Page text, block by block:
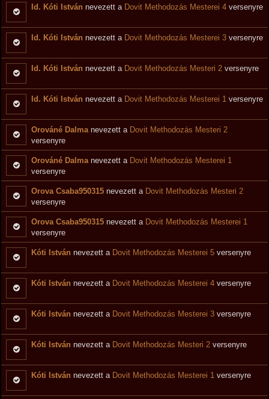
Id. Kóti István nevezett a Dovit Methodozás Mesterei 4 versenyre
Id. Kóti István nevezett a Dovit Methodozás Mesterei 3 versenyre
Id. Kóti István nevezett a Dovit Methodozás Mesteri 2 versenyre
Id. Kóti István nevezett a Dovit Methodozás Mesterei 1 versenyre
Orováné Dalma nevezett a Dovit Methodozás Mesteri 2
versenyre
Orováné Dalma nevezett a Dovit Methodozás Mesterei 1
versenyre
Orova Csaba950315 nevezett a Dovit Methodozás Mesteri 2
versenyre
Orova Csaba950315 nevezett a Dovit Methodozás Mesterei 1
versenyre
Kóti István nevezett a Dovit Methodozás Mesterei 5 versenyre
Kóti István nevezett a Dovit Methodozás Mesterei 4 versenyre
Kóti István nevezett a Dovit Methodozás Mesterei 3 versenyre
Kóti István nevezett a Dovit Methodozás Mesteri 2 versenyre
Kóti István nevezett a Dovit Methodozás Mesterei 1 versenyre